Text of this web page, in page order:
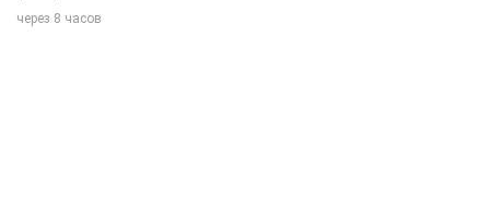
через 8 часов